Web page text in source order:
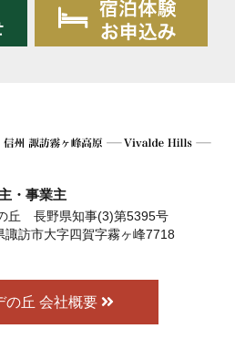
・事業主
丘 長野県知事(3)第5395号
訪市大字四賀字霧ヶ峰7718
の丘 会社概要